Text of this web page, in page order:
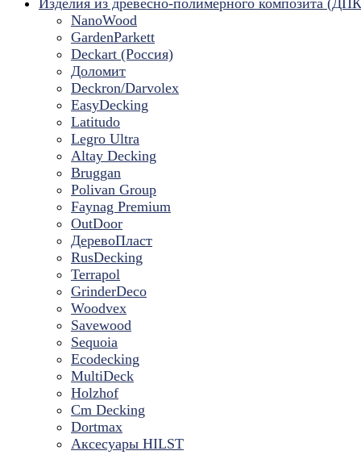
Изделия из древесно-полимерного композита
NanoWood
GardenParkett
Deckart (Россия)
Доломит
Deckron/Darvolex
EasyDecking
Latitudo
Legro Ultra
Altay Decking
Bruggan
Polivan Group
Faynag Premium
OutDoor
ДеревоПласт
RusDecking
Terrapol
GrinderDeco
Woodvex
Savewood
Sequoia
Ecodecking
MultiDeck
Holzhof
Cm Decking
Dortmax
Аксесуары HILST